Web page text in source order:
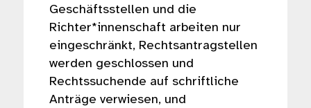
Geschäftsstellen und die
Richter*innenschaft arbeiten nur
eingeschränkt, Rechtsantragstellen
werden geschlossen und
Rechtssuchende auf schriftliche
Anträge verwiesen, und